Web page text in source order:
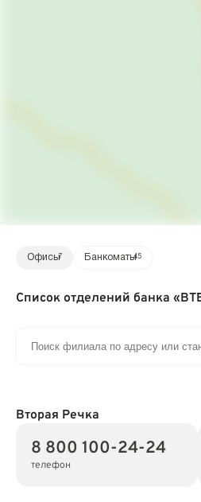
Офисы7 Банкоматы45
Список отделений банка
Вторая Речка
8 800 100-24-24
телефон